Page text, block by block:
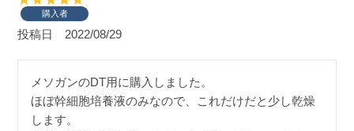
購入者
投稿日 2022/08/29
メソガンのDT用に購入しました。
ほぼ幹細胞培養液のみなので、これだけだと少し乾燥
します。